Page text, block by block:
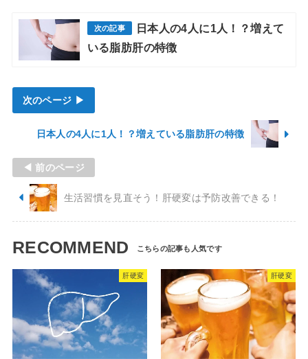
日本人の4人に1人！？増えて
いる脂肪肝の特徴
次のページ ▶
日本人の4人に1人！？増えている脂肪肝の特徴
◀ 前のページ
生活習慣を見直そう！肝硬変は予防改善できる！
RECOMMEND
肝硬変 肝硬変